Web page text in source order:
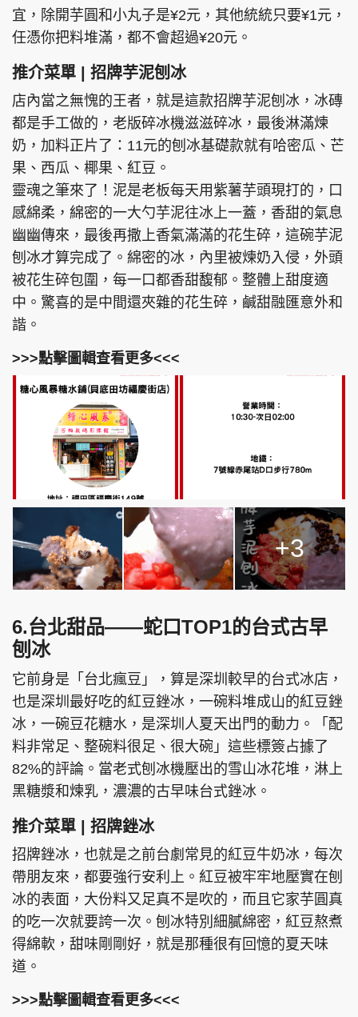
宜，除開芋圓和小丸子是¥2元，其他統統只要¥1元，
任憑你把料堆滿，都不會超過¥20元。
推介菜單 | 招牌芋泥刨冰
店內當之無愧的王者，就是這款招牌芋泥刨冰，冰磚
都是手工做的，老版碎冰機滋滋碎冰，最後淋滿煉
奶，加料正片了：11元的刨冰基礎款就有哈密瓜、芒
果、西瓜、椰果、紅豆。
靈魂之筆來了！泥是老板每天用紫薯芋頭現打的，口
感綿柔，綿密的一大勺芋泥往冰上一蓋，香甜的氣息
幽幽傳來，最後再撒上香氣滿滿的花生碎，這碗芋泥
刨冰才算完成了。綿密的冰，內里被煉奶入侵，外頭
被花生碎包圍，每一口都香甜馥郁。整體上甜度適
中。驚喜的是中間還夾雜的花生碎，鹹甜融匯意外和
諧。
>>>點擊圖輯查看更多<<<
+3
6.台北甜品——蛇口TOP1的台式古早
刨冰
它前身是「台北瘋豆」，算是深圳較早的台式冰店，
也是深圳最好吃的紅豆銼冰，一碗料堆成山的紅豆銼
冰，一碗豆花糖水，是深圳人夏天出門的動力。「配
料非常足、整碗料很足、很大碗」這些標簽占據了
82%的評論。當老式刨冰機壓出的雪山冰花堆，淋上
黑糖漿和煉乳，濃濃的古早味台式銼冰。
推介菜單 | 招牌銼冰
招牌銼冰，也就是之前台劇常見的紅豆牛奶冰，每次
帶朋友來，都要強行安利上。紅豆被牢牢地壓實在刨
冰的表面，大份料又足真不是吹的，而且它家芋圓真
的吃一次就要誇一次。刨冰特別細膩綿密，紅豆熬煮
得綿軟，甜味剛剛好，就是那種很有回憶的夏天味
道。
>>>點擊圖輯查看更多<<<